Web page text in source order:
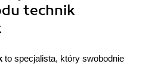
technik
to specjalista, który swobodnie